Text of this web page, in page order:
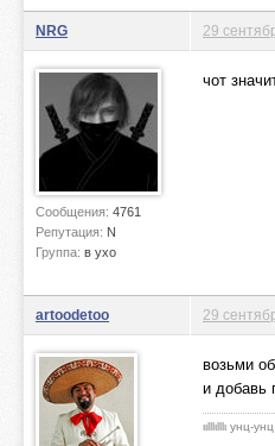
NRG
Сообщения: 4761
Репутация: N
Группа: в ухо
29
чот
artoodetoo 29
возьми
и добавь
ιιlllιlllι унц-унц